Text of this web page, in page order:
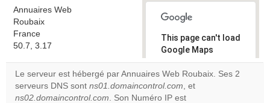
Annuaires Web
Roubaix
France
50.7, 3.17
This page can't load
Google Maps
correctly.
Do you
own this
Le serveur est hébergé par Annuaires Web Roubaix. Ses 2
serveurs DNS sont ns01.domaincontrol.com, et
ns02.domaincontrol.com. Son Numéro IP est